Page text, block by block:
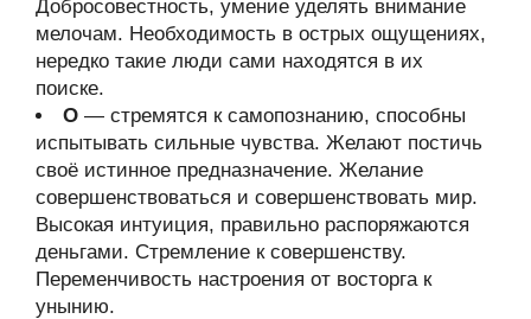
Добросовестность, умение уделять внимание
мелочам. Необходимость в острых ощущениях,
нередко такие люди сами находятся в их
поиске.
О — стремятся к самопознанию, способны
испытывать сильные чувства. Желают постичь
своё истинное предназначение. Желание
совершенствоваться и совершенствовать мир.
Высокая интуиция, правильно распоряжаются
деньгами. Стремление к совершенству.
Переменчивость настроения от восторга к
унынию.